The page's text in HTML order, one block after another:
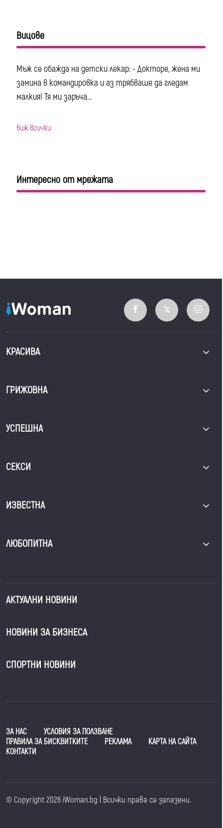
Вицове
Мъж се обажда на детски лекар: - Докторе, жена ми
замина в командировка и аз трябваше да гледам
малкия! Тя ми заръча...
виж всички
Интересно от мрежата
КРАСИВА
ГРИЖОВНА
УСПЕШНА
СЕКСИ
ИЗВЕСТНА
ЛЮБОПИТНА
АКТУАЛНИ НОВИНИ
НОВИНИ ЗА БИЗНЕСА
СПОРТНИ НОВИНИ
ЗА НАС
УСЛОВИЯ ЗА ПОЛЗВАНЕ
ПРАВИЛА ЗА БИСКВИТКИТЕ
РЕКЛАМА
КАРТА НА САЙТА
КОНТАКТИ
© Copyright 2026 iWoman.bg | Всички права са запазени.